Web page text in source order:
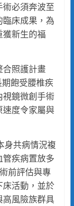
必須奔波至
床成果，為
新生的福
合照護計畫
期飽受腰椎疾
視鏡微創手術
度令家屬與
身共病情況複
疾病置放多
前評估與專
活動，並於
風險族群具